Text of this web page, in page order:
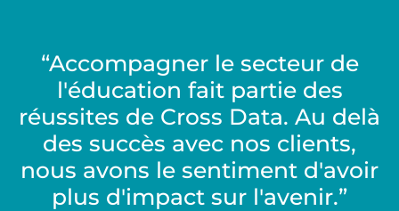
“Accompagner le secteur de
l'éducation fait partie des
réussites de Cross Data. Au delà
des succès avec nos clients,
nous avons le sentiment d'avoir
plus d'impact sur l'avenir.”